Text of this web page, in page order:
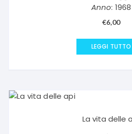
Anno: 1968
€6,00
LEGGI TUTTO
La vita delle